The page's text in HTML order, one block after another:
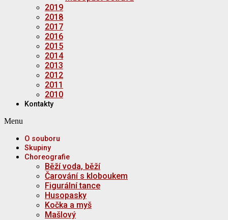
2019
2018
2017
2016
2015
2014
2013
2012
2011
2010
Kontakty
Menu
O souboru
Skupiny
Choreografie
Běží voda, běží
Čarování s kloboukem
Figurální tance
Husopasky
Kočka a myš
Mašlový